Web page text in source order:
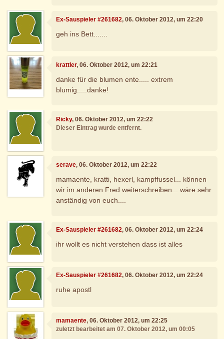
Ex-Sauspieler #261682, 06. Oktober 2012, um 22:20
geh ins Bett.......
krattler, 06. Oktober 2012, um 22:21
danke für die blumen ente..... extrem
blumig.....danke!
Ricky, 06. Oktober 2012, um 22:22
Dieser Eintrag wurde entfernt.
serave, 06. Oktober 2012, um 22:22
mamaente, kratti, hexerl, kampffussel... können
wir im anderen Fred weiterschreiben... wäre sehr
anständig von euch....
Ex-Sauspieler #261682, 06. Oktober 2012, um 22:24
ihr wollt es nicht verstehen dass ist alles
Ex-Sauspieler #261682, 06. Oktober 2012, um 22:24
ruhe apostl
mamaente, 06. Oktober 2012, um 22:25
zuletzt bearbeitet am 07. Oktober 2012, um 00:05